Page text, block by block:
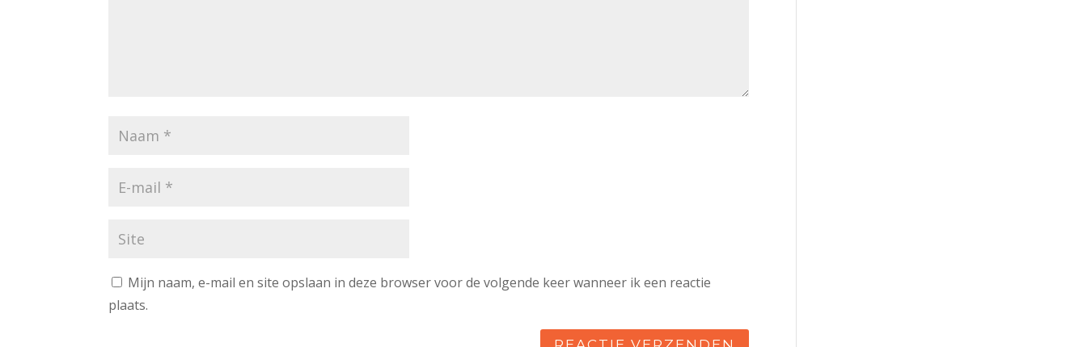
Mijn naam, e-mail en site opslaan in deze browser voor de volgende keer wanneer ik een reactie
plaats.